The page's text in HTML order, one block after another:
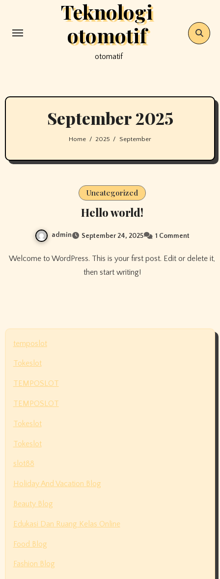
content
Teknologi
otomotif
otomatif
September 2025
Home 2025 September
Uncategorized
Hello world!
admin September 24, 2025 1 Comment
Welcome to WordPress. This is your first post. Edit or delete it,
then start writing!
temposlot
Tokeslot
TEMPOSLOT
TEMPOSLOT
Tokeslot
Tokeslot
slot88
Holiday And Vacation Blog
Beauty Blog
Edukasi Dan Ruang Kelas Online
Food Blog
Fashion Blog